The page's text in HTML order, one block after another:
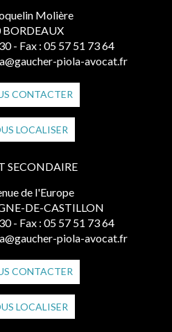
Molière
BORDEAUX
- Fax : 05 57 51 73 64
piola-avocat.fr
CONTACTER
LOCALISER
SECONDAIRE
de l'Europe
DE-CASTILLON
- Fax : 05 57 51 73 64
piola-avocat.fr
CONTACTER
LOCALISER